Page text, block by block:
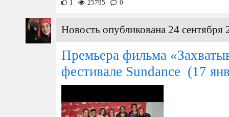
1 25795 0
Новость опубликована 24 сентября
Премьера фильма
фестивале Sundance (17